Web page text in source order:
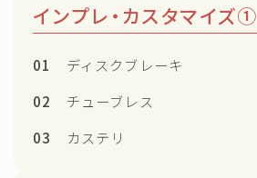
インプレ・カスタマイズ①
01
ディスクブレーキ
02
チューブレス
03
カステリ